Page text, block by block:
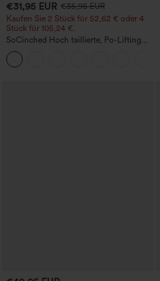
€31,95 EUR €35,95 EUR
Kaufen Sie 2 Stück für 52,62 € oder 4
Stück für 105,24 €.
SoCinched Hoch taillierte, Po-Lifting
7/8-Trainingsleggings mit
Bauchkontrolle und Seitentaschen